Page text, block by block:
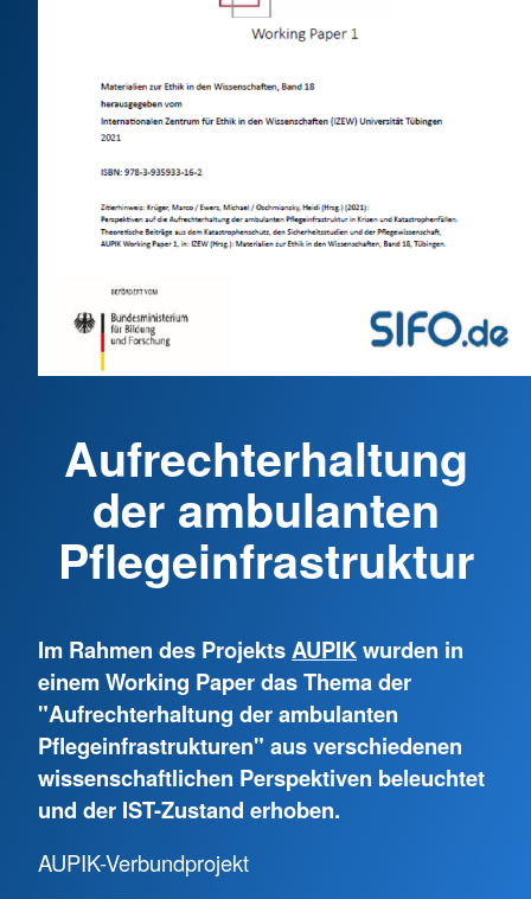
Aufrechterhaltung
der ambulanten
Pflegeinfrastruktur
Im Rahmen des ProjektsAUPIKwurden in
einem Working Paper das Thema der
"Aufrechterhaltung der ambulanten
Pflegeinfrastrukturen" aus verschiedenen
wissenschaftlichen Perspektiven beleuchtet
und der IST-Zustand erhoben.
AUPIK-Verbundprojekt